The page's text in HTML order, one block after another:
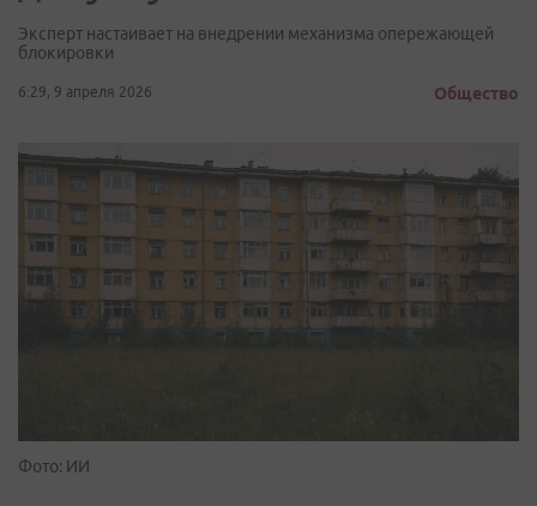
Эксперт настаивает на внедрении механизма опережающей
блокировки
6:29, 9 апреля 2026 Общество
Фото: ИИ